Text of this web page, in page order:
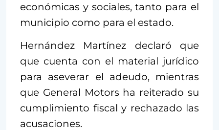
económicas y sociales, tanto para el
municipio como para el estado.
Hernández Martínez declaró que
que cuenta con el material jurídico
para aseverar el adeudo, mientras
que General Motors ha reiterado su
cumplimiento fiscal y rechazado las
acusaciones.